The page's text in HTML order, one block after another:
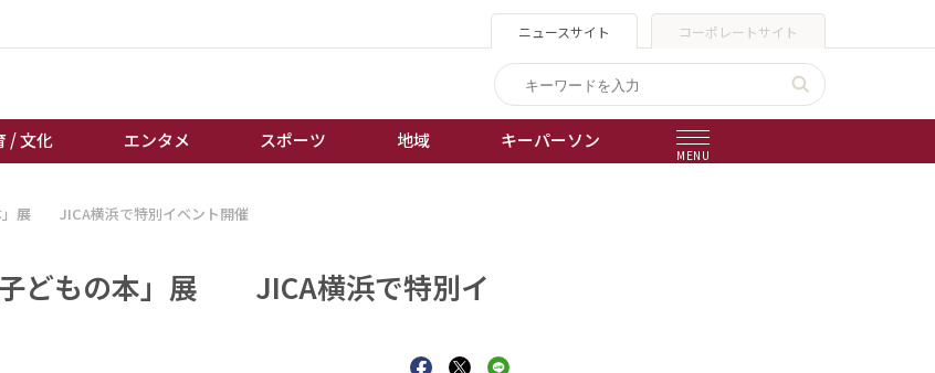
ニュースサイト コーポレートサイト
/ 文化 エンタメ スポーツ 地域 キーパーソン
MENU
ジネス
文化
オートレース
」展 JICA横浜で特別イベント開催
子どもの本」展 JICA横浜で特別イ